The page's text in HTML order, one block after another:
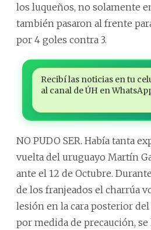
los luqueños, no solamente
también pasaron al frente
por 4 goles contra 3.
Recibí las noticias en tu
al canal de ÚH en
NO PUDO SER. Había tanta
vuelta del uruguayo Martín
ante el 12 de Octubre.
de los franjeados el charrúa
lesión en la cara posterior
por medida de precaución, se